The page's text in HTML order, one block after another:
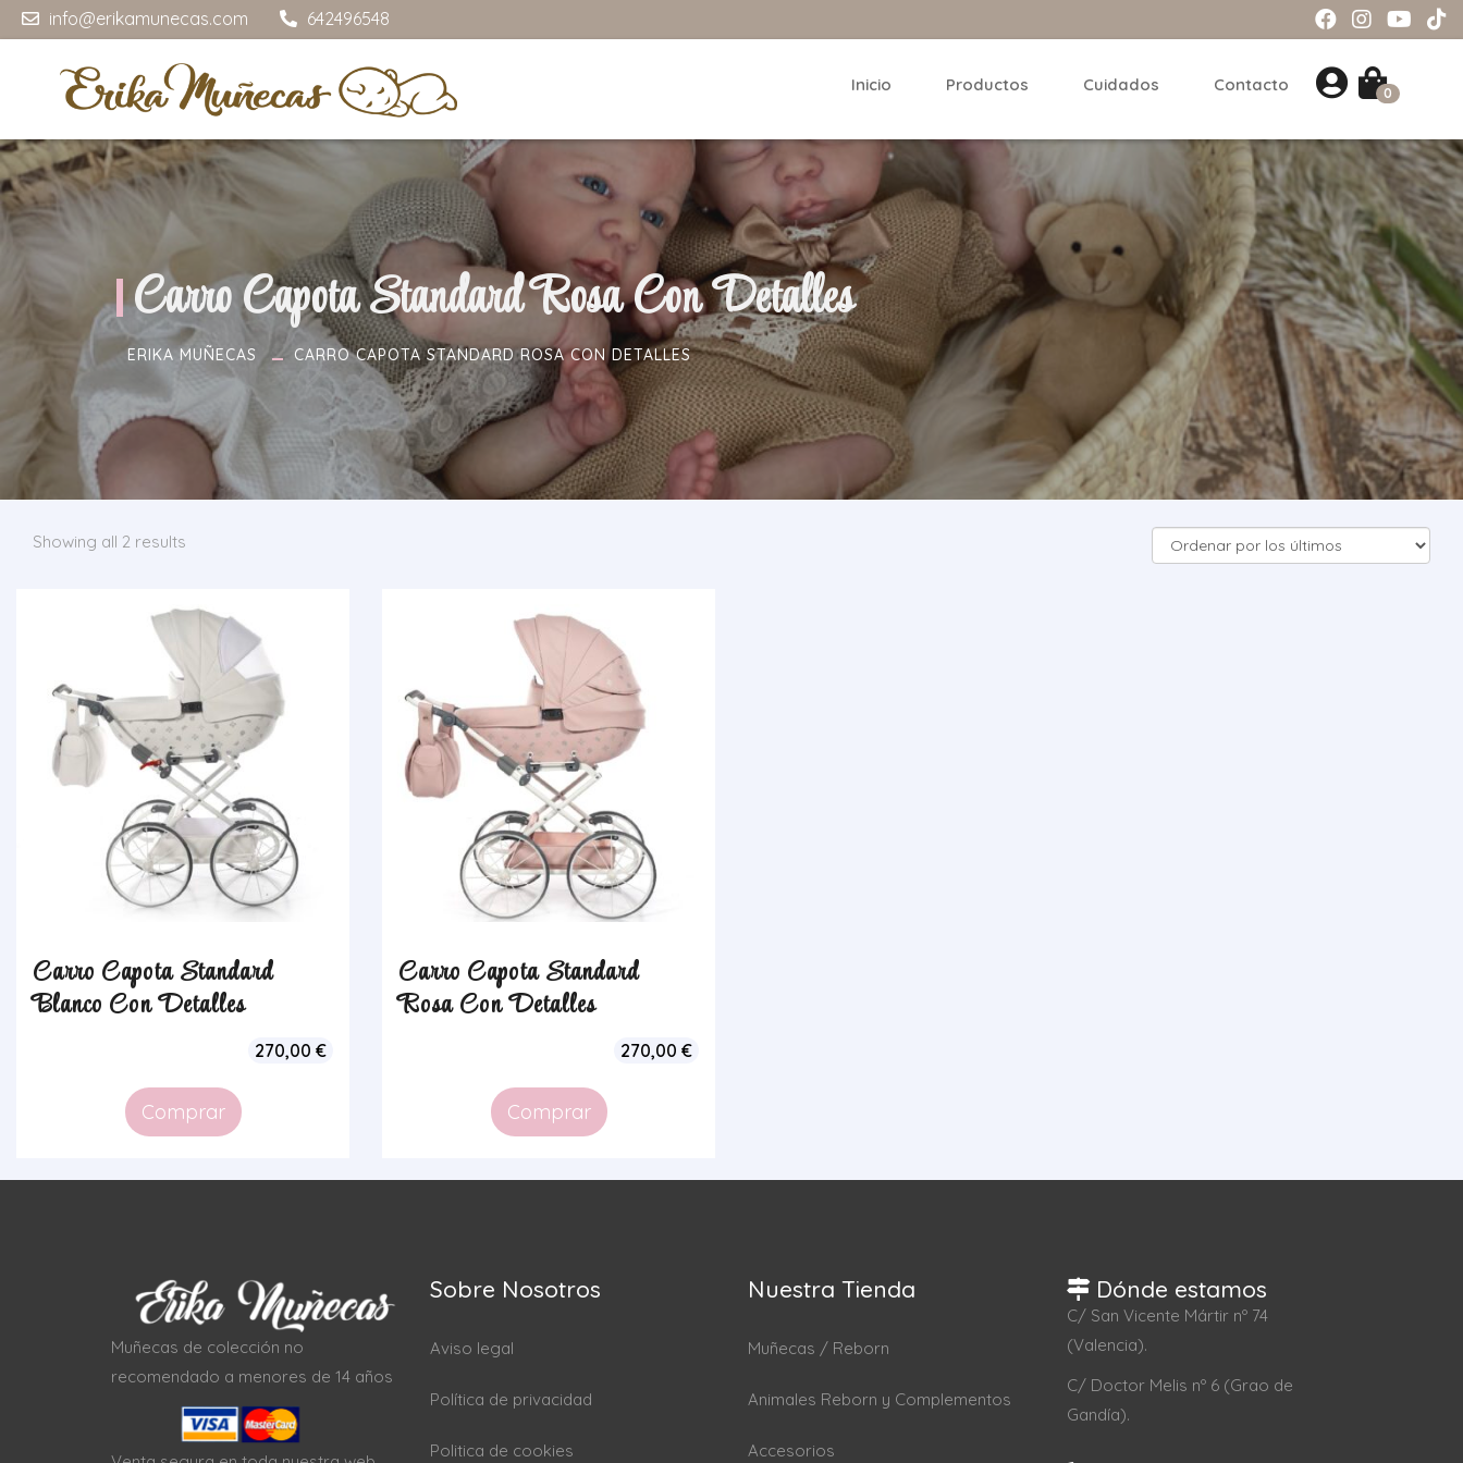
info@erikamunecas.com 642496548
0
Inicio Productos Cuidados Contacto
Carro Capota Standard Rosa Con Detalles
ERIKA MUÑECAS CARRO CAPOTA STANDARD ROSA CON DETALLES
Showing all 2 results
Carro Capota Standard
Blanco Con Detalles
270,00 €
Comprar
Carro Capota Standard
Rosa Con Detalles
270,00 €
Comprar
Muñecas de colección no
recomendado a menores de 14 años
Sobre Nosotros
Aviso legal
Política de privacidad
Politica de cookies
Nuestra Tienda
Muñecas / Reborn
Animales Reborn y Complementos
Accesorios
Dónde estamos
C/ San Vicente Mártir nº 74
(Valencia).
C/ Doctor Melis nº 6 (Grao de
Gandía).